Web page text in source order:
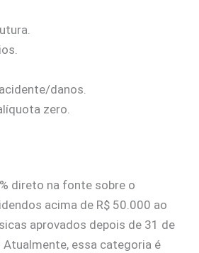
danos.
zero.
direto na fonte sobre o
acima de R$ 50.000 ao
aprovados depois de 31 de
essa categoria é